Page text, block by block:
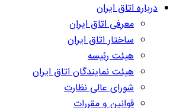
درباره اتاق ایران
معرفی اتاق ایران
ساختار اتاق ایران
هیئت رئیسه
هیئت نمایندگان اتاق ایران
شورای عالی نظارت
قوانین و مقررات